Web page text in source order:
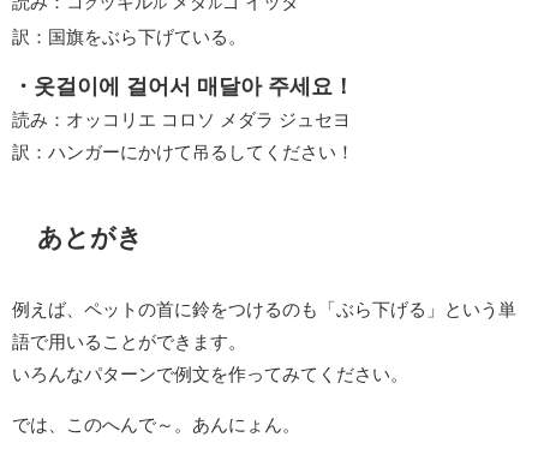
ク ル ル
訳：国旗をぶら下げている。
・옷걸이에 걸어서 매달아 주세요！
読み：オッコリエ コロソ メダラ ジュセヨ
訳：ハンガーにかけて吊るしてください！
あとがき
例えば、ペットの首に鈴をつけるのも「ぶら下げる」という単
語で用いることができます。
いろんなパターンで例文を作ってみてください。
では、このへんで～。あんにょん。